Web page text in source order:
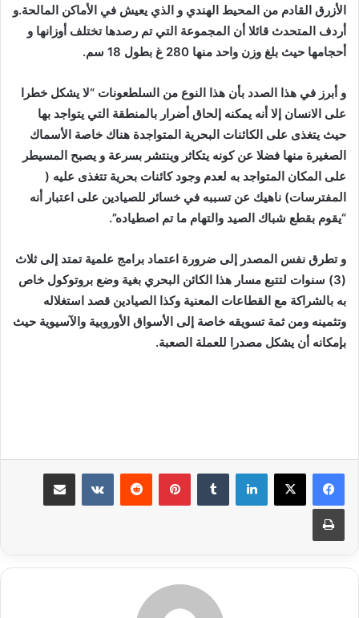
الأزرق القادم من المحيط الهندي و الذي يعيش في الأماكن المالحة.و
أردف المتحدث قائلا أن المجموعة التي تم رصدها تختلف أوزانها و
أحجامها حيث بلغ وزن واحد منها 280 غ بطول 18 سم.
و أبرز في هذا الصدد بأن هذا النوع من السلطعونات “لا يشكل خطرا
على الانسان إلا أنه يمكنه إلحاق أضرار بالمنطقة التي يتواجد بها
حيث يتغذى على الكائنات البحرية المتواجدة هناك خاصة الأسماك
الصغيرة منها فضلا عن كونه يتكاثر وينتشر بسرعة و يصبح المسيطر
على المكان المتواجد به لعدم وجود كائنات بحرية تتغذى عليه (
المفترسات) ناهيك عن تسببه في خسائر للصيادين على اعتبار أنه
“يقوم بقطع شباك الصيد والتهام ما تم اصطياده”.
و تطرق نفس المصدر إلى ضرورة اعتماد برامج علمية تمتد إلى ثلاث
(3) سنوات لتتبع مسار هذا الكائن البحري بغية وضع بروتوكول خاص
به بالشراكة مع القطاعات المعنية وكذا الصيادين قصد استغلاله
وتثمينه ومن ثمة تسويقه خاصة إلى الأسواق الأوروبية والآسيوية حيث
بإمكانه أن يشكل مصدرا للعملة الصعبة.
لينكدإن بينتيريست
طباعة